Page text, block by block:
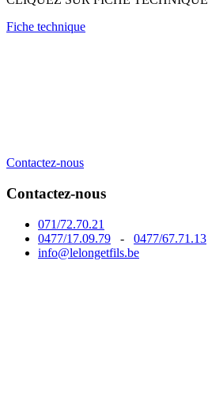
Fiche technique
Contactez-nous
Contactez-nous
071/72.70.21
0477/17.09.79 - 0477/67.71.13
info@lelongetfils.be